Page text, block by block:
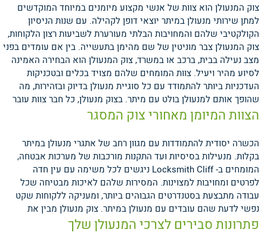
צוק המנעולן הוא צוות של אנשי מקצוע מיומנים במיוחד המוקדשים
למתן שירותי מנעולן במיתר יוצאי דופן לקהילה. עם שנות הניסיון
הקולקטיבי שלהם והמחויבות הבלתי מעורערת לשביעות רצון הלקוחות,
צוק המנעולן צבר מוניטין של שם מהימן בתעשייה. בין אם עומדים בפני
מצב נעילה בבית, ברכב או במשרד, צוק המנעולן הוא הבחירה האמינה
לסיוע מהיר ויעיל. צוות המומחים שלהם מצויד בכלים ובטכניקות
העדכניות ביותר להתמודד עם כל סוגיית מנעולן בדיוק ובזהירות, מה
שהופך אותם למנעולן בולט עם מיתר.
הצוות המיומן מאחורי צוק המסגר
בצוק מנעולן, כל חבר צוות עובר
הכשרה יסודית להתמודדות עם מגוון רחב של אתגרי מנעולן במיתר
בקלות. מנעילות בסיסיות ועד התקנות מורכבות של מערכות אבטחה,
המומחים ב- Locksmith Cliff ניגשים לכל משימה עם עין חדה
לפרטים ומחויבות למצוינות. המסירות שלהם לאיכות מבטיחה שכל
עבודה מתבצעת בסטנדרטים הגבוהים ביותר, ומעניקה ללקוחות שקט
נפשי לדעת שהם עובדים עם מנעולן במיתר.
פתרונות סבירים לצרכי המנעולן שלך
צוק מנעולן מבין את